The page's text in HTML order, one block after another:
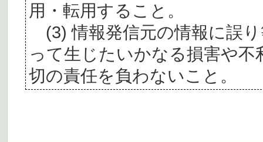
用・転用すること。
(3) 情報発信元の情報に誤
って生じたいかなる損害や
切の責任を負わないこと。